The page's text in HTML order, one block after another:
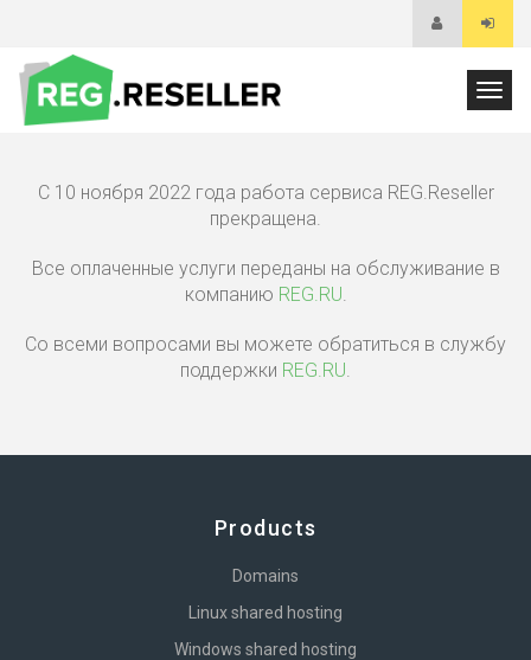
С 10 ноября 2022 года работа сервиса REG.Reseller
прекращена.
Все оплаченные услуги переданы на обслуживание в
компанию REG.RU.
Со всеми вопросами вы можете обратиться в службу
поддержки REG.RU.
Products
Domains
Linux shared hosting
Windows shared hosting